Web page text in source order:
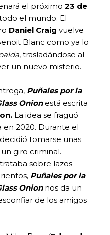
el próximo 23 de
el mundo. El
Daniel Craig vuelve
Blanc como ya lo
, trasladándose al
un nuevo misterio.
Puñales por la
Onionestá escrita
La idea se fraguó
en 2020. Durante el
tomarse unas
giro criminal.
trataba sobre lazos
Puñales por la
Onionnos da un
de los amigos